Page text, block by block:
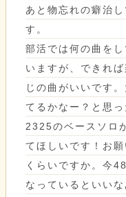
あと物忘れの癖治
す。
部活では何の曲を
いますが、できれ
じの曲がいいです
てるかなー？と思
2325のベースソロ
てほしいです！お
くらいですか。今
なっているといい